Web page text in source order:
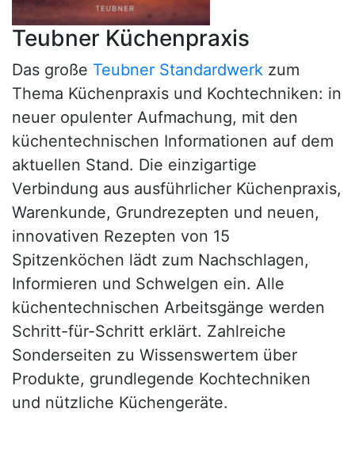
Teubner Küchenpraxis
Das große Teubner Standardwerk zum
Thema Küchenpraxis und Kochtechniken: in
neuer opulenter Aufmachung, mit den
küchentechnischen Informationen auf dem
aktuellen Stand. Die einzigartige
Verbindung aus ausführlicher Küchenpraxis,
Warenkunde, Grundrezepten und neuen,
innovativen Rezepten von 15
Spitzenköchen lädt zum Nachschlagen,
Informieren und Schwelgen ein. Alle
küchentechnischen Arbeitsgänge werden
Schritt-für-Schritt erklärt. Zahlreiche
Sonderseiten zu Wissenswertem über
Produkte, grundlegende Kochtechniken
und nützliche Küchengeräte.